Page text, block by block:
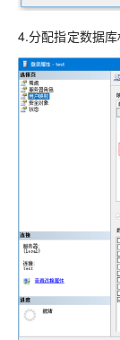
4.分配指定数据库